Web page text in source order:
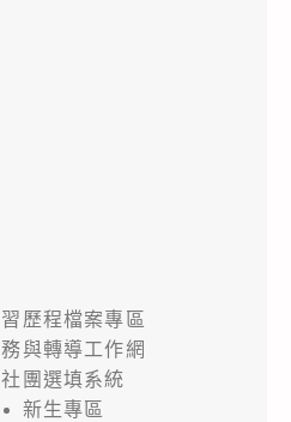
歷程檔案專區
與轉導工作網
社團選填系統
新生專區